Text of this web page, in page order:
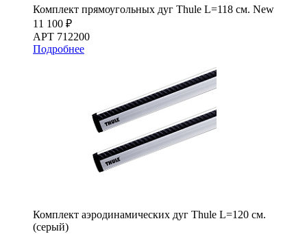
Комплект прямоугольных дуг Thule L=118 см. New
11 100 ₽
АРТ 712200
Подробнее
Комплект аэродинамических дуг Thule L=120 см.
(серый)